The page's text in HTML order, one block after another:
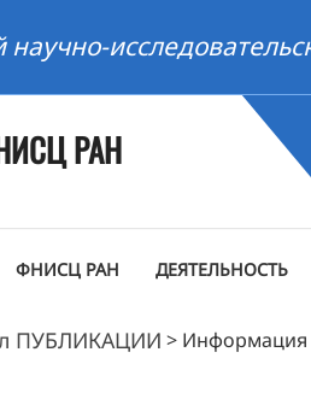
РАН
ФНИСЦ РАН ДЕЯТЕЛЬНОСТЬ
ПУБЛИКАЦИИ > Информация